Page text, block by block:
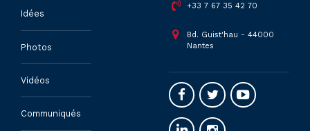
Idées
Photos
Vidéos
Communiqués
+33 7 67 35 42 70
Bd. Guist'hau - 44000
Nantes